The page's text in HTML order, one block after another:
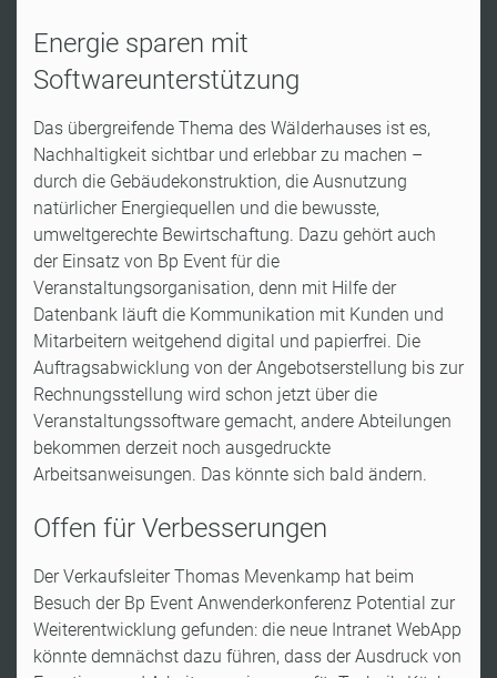
Energie sparen mit
Softwareunterstützung
Das übergreifende Thema des Wälderhauses ist es,
Nachhaltigkeit sichtbar und erlebbar zu machen –
durch die Gebäudekonstruktion, die Ausnutzung
natürlicher Energiequellen und die bewusste,
umweltgerechte Bewirtschaftung. Dazu gehört auch
der Einsatz von Bp Event für die
Veranstaltungsorganisation, denn mit Hilfe der
Datenbank läuft die Kommunikation mit Kunden und
Mitarbeitern weitgehend digital und papierfrei. Die
Auftragsabwicklung von der Angebotserstellung bis zur
Rechnungsstellung wird schon jetzt über die
Veranstaltungssoftware gemacht, andere Abteilungen
bekommen derzeit noch ausgedruckte
Arbeitsanweisungen. Das könnte sich bald ändern.
Offen für Verbesserungen
Der Verkaufsleiter Thomas Mevenkamp hat beim
Besuch der Bp Event Anwenderkonferenz Potential zur
Weiterentwicklung gefunden: die neue Intranet WebApp
könnte demnächst dazu führen, dass der Ausdruck von